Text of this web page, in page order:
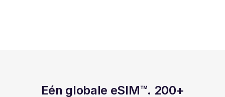
Eén globale eSIM™. 200+